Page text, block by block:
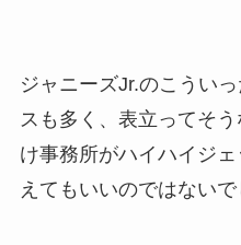
ジャニーズJr.のこうい
スも多く、表立ってそ
け事務所がハイハイジ
えてもいいのではないで